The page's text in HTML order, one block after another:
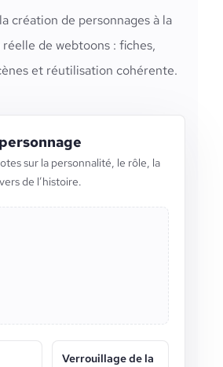
création de personnages à la
de webtoons : fiches,
et réutilisation cohérente.
sur la personnalité, le rôle, la
de l’histoire.
Verrouillage de la